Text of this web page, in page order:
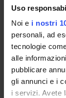
Uso
Noi e i nostri
personali, ad
tecnologie
alle
pubblicare
gli annunci e i
i servizi. Avete
Presentazione
Come iscriversi
Insegnamenti
Calendario